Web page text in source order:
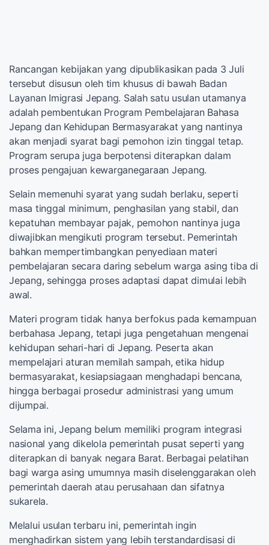
Rancangan kebijakan yang dipublikasikan pada 3 Juli
tersebut disusun oleh tim khusus di bawah Badan
Layanan Imigrasi Jepang. Salah satu usulan utamanya
adalah pembentukan Program Pembelajaran Bahasa
Jepang dan Kehidupan Bermasyarakat yang nantinya
akan menjadi syarat bagi pemohon izin tinggal tetap.
Program serupa juga berpotensi diterapkan dalam
proses pengajuan kewarganegaraan Jepang.
Selain memenuhi syarat yang sudah berlaku, seperti
masa tinggal minimum, penghasilan yang stabil, dan
kepatuhan membayar pajak, pemohon nantinya juga
diwajibkan mengikuti program tersebut. Pemerintah
bahkan mempertimbangkan penyediaan materi
pembelajaran secara daring sebelum warga asing tiba di
Jepang, sehingga proses adaptasi dapat dimulai lebih
awal.
Materi program tidak hanya berfokus pada kemampuan
berbahasa Jepang, tetapi juga pengetahuan mengenai
kehidupan sehari-hari di Jepang. Peserta akan
mempelajari aturan memilah sampah, etika hidup
bermasyarakat, kesiapsiagaan menghadapi bencana,
hingga berbagai prosedur administrasi yang umum
dijumpai.
Selama ini, Jepang belum memiliki program integrasi
nasional yang dikelola pemerintah pusat seperti yang
diterapkan di banyak negara Barat. Berbagai pelatihan
bagi warga asing umumnya masih diselenggarakan oleh
pemerintah daerah atau perusahaan dan sifatnya
sukarela.
Melalui usulan terbaru ini, pemerintah ingin
menghadirkan sistem yang lebih terstandardisasi di